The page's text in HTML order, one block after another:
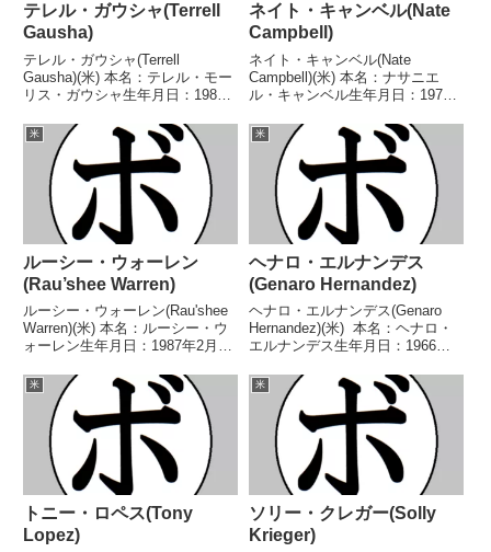
テレル・ガウシャ(Terrell
Gausha)
テレル・ガウシャ(Terrell
Gausha)(米) 本名：テレル・モー
リス・ガウシャ生年月日：1987
24勝(12KO)6敗1分 【獲得タイト
ル】2009年度米国選手権ミドル
級優勝(アマチュア)2012年...
ネイト・キャンベル(Nate
Campbell)
ネイト・キャンベル(Nate
Campbell)(米) 本名：ナサニエ
ル・キャンベル生年月日：1972
勝(26KO)11敗1分1無効試合 【獲
得タイトル】NABA北米スーパー
フェザー級王座NABF北米スー
パ...
米
ルーシー・ウォーレン
(Rau’shee Warren)
ルーシー・ウォーレン(Rau'shee
Warren)(米) 本名：ルーシー・ウ
ォーレン生年月日：1987年2月13
(5KO)4敗1無効試合 【獲得タイト
ル】2007年度世界選手権フライ
級優勝(アマチュア)IBO...
米
ヘナロ・エルナンデス
(Genaro Hernandez)
ヘナロ・エルナンデス(Genaro
Hernandez)(米) 本名：ヘナロ・
エルナンデス生年月日：1966年5
(17KO)2敗1分 【獲得タイトル】
米-カリフォルニア州スーパーフ
ェザー級王座第17代W...
米
トニー・ロペス(Tony
Lopez)
米
ソリー・クレガー(Solly
Krieger)